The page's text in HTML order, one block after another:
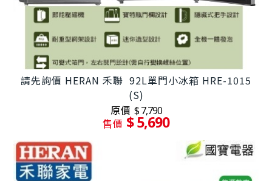
請先詢價 HERAN 禾聯 92L單門小冰箱 HRE-1015
(S)
原價 $ 7,790
售價 $ 5,690